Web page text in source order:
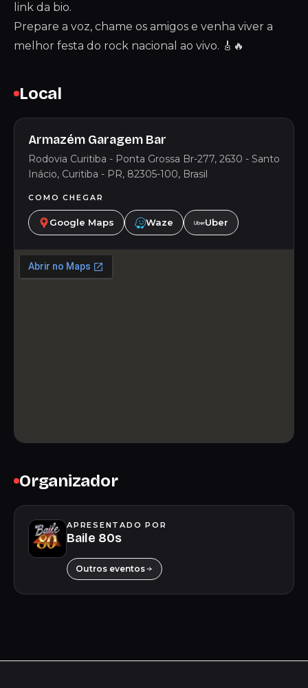
link da bio.
Prepare a voz, chame os amigos e venha viver a
melhor festa do rock nacional ao vivo. 🎸🔥
Local
Armazém Garagem Bar
Rodovia Curitiba - Ponta Grossa Br-277, 2630 - Santo
Inácio, Curitiba - PR, 82305-100, Brasil
COMO CHEGAR
Google Maps Waze Uber
Organizador
APRESENTADO POR
Baile 80s
Outros eventos